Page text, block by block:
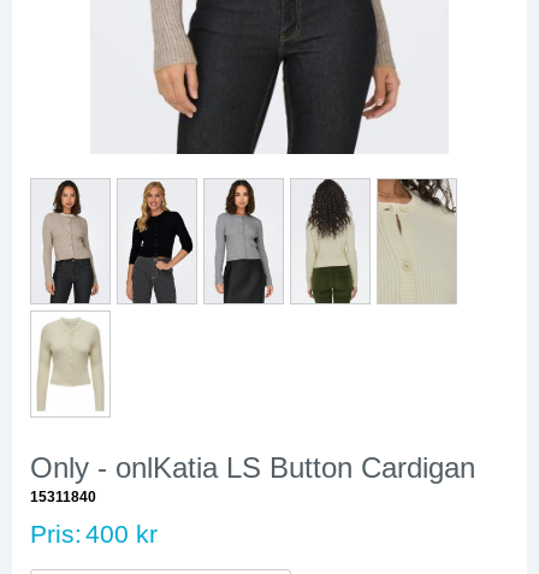
Only - onlKatia LS Button Cardigan
15311840
Pris: 400 kr